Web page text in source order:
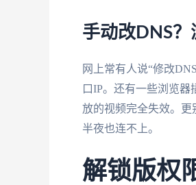
手动改DNS？
网上常有人说“修改
口IP。还有一些浏览
放的视频完全失效。
半夜也连不上。
解锁版权